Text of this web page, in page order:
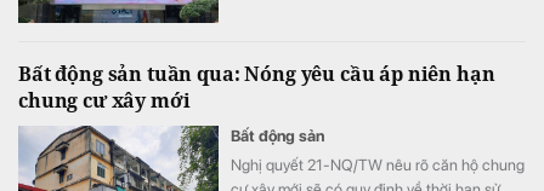
Bất động sản tuần qua: Nóng yêu cầu áp niên hạn
chung cư xây mới
Bất động sản
Nghị quyết 21-NQ/TW nêu rõ căn hộ chung